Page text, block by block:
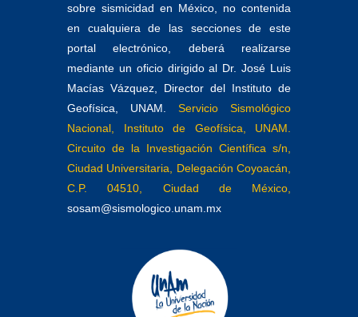
sobre sismicidad en México, no contenida
en cualquiera de las secciones de este
portal electrónico, deberá realizarse
mediante un oficio dirigido al Dr. José Luis
Macías Vázquez, Director del Instituto de
Geofísica, UNAM.
Servicio Sismológico
Nacional, Instituto de Geofísica, UNAM.
Circuito de la Investigación Científica s/n,
Ciudad Universitaria, Delegación Coyoacán,
C.P. 04510, Ciudad de México,
sosam@sismologico.unam.mx